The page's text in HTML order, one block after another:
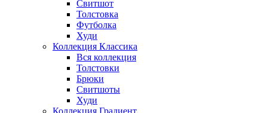
Свитшот
Толстовка
Футболка
Худи
Коллекция Классика
Вся коллекция
Толстовки
Брюки
Свитшоты
Худи
Коллекция Градиент